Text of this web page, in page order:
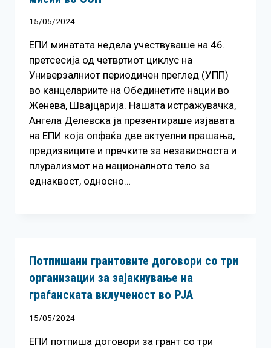
15/05/2024
ЕПИ минатата недела учествуваше на 46.
претсесија од четвртиот циклус на
Универзалниот периодичен преглед (УПП)
во канцелариите на Обединетите нации во
Женева, Швајцарија. Нашата истражувачка,
Ангела Делевска ја презентираше изјавата
на ЕПИ која опфаќа две актуелни прашања,
предизвиците и пречките за независноста и
плурализмот на националното тело за
еднаквост, односно…
Потпишани грантовите договори со три
организации за зајакнување на
граѓанската вклученост во РЈА
15/05/2024
ЕПИ потпиша договори за грант со три